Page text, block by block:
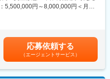
へ直行直帰の働き方となるため、
理職を目指すのはもちろん、他事
績も豊富にございます。（※病院の
が強く最先端の医薬品に携われる
寧に支援します。日々の仕事の悩
伴走者として活躍をサポートしま
上げるために様々な研修をご用意
5,500,000円～8,000,000円＜月額
す賃金はあくまでも目安の金額で
能性があります。月給(月額)は固定
応募依頼する
（エージェントサービス）